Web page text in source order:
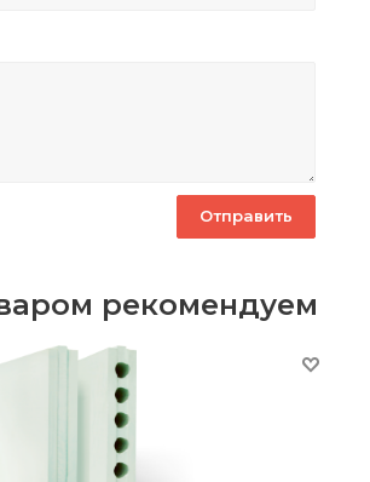
рекомендуем